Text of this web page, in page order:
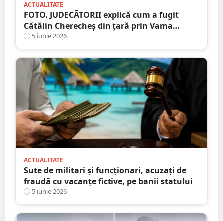
ACTUALITATE
FOTO. JUDECĂTORII explică cum a fugit
Cătălin Cherecheș din țară prin Vama
Petea. „Plan bine pus la punct, în cele mai
mici detalii”
5 iunie 2026
ACTUALITATE
Sute de militari și funcționari, acuzați de
fraudă cu vacanțe fictive, pe banii statului
5 iunie 2026